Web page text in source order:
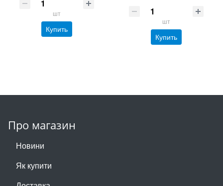
шт
Купить
шт
Купить
Про магазин
Новини
Як купити